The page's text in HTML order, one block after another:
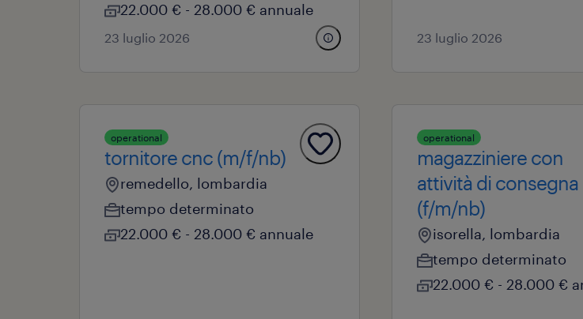
22.000 € - 28.000 € annuale
23 luglio 2026 23 luglio 2026
operational
tornitore cnc (m/f/nb)
remedello, lombardia
tempo determinato
22.000 € - 28.000 € annuale
operational
magazziniere con
attività di consegna
(f/m/nb)
isorella, lombardia
tempo determinato
22.000 € - 28.000 €